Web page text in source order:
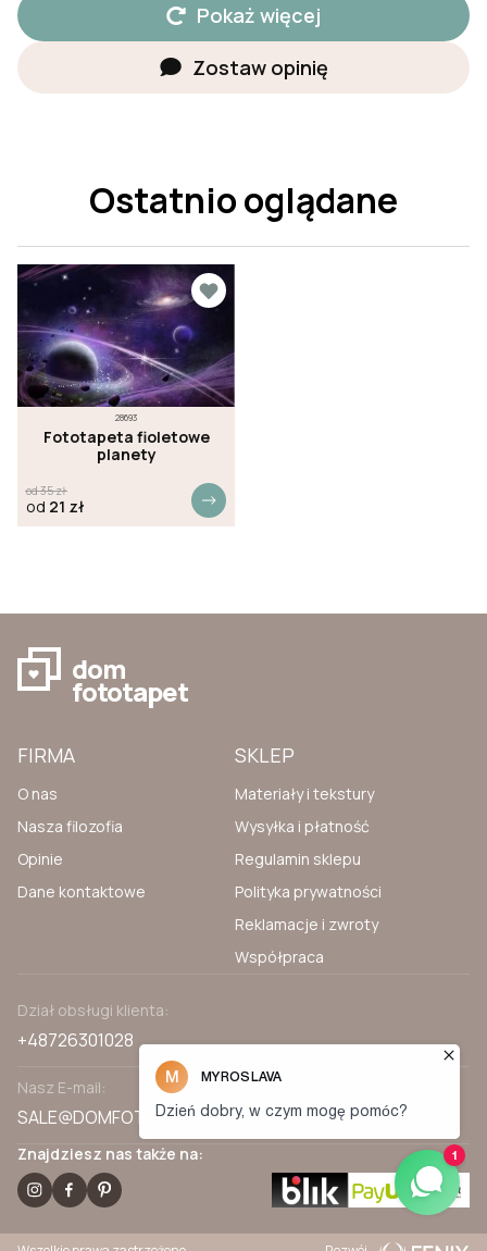
Pokaż więcej
Zostaw opinię
Ostatnio oglądane
28693
Fototapeta fioletowe
planety
od35zł
od 21 zł
dom
fototapet
Znajdziesz nas także na:
FIRMA
O nas
Nasza filozofia
Opinie
Dane kontaktowe
SKLEP
Materiały i tekstury
Wysyłka i płatność
Regulamin sklepu
Polityka prywatności
Reklamacje i zwroty
Współpraca
Dział obsługi klienta:
+48726301028
Nasz E-mail:
SALE@DOMFOTOTAPET.PL